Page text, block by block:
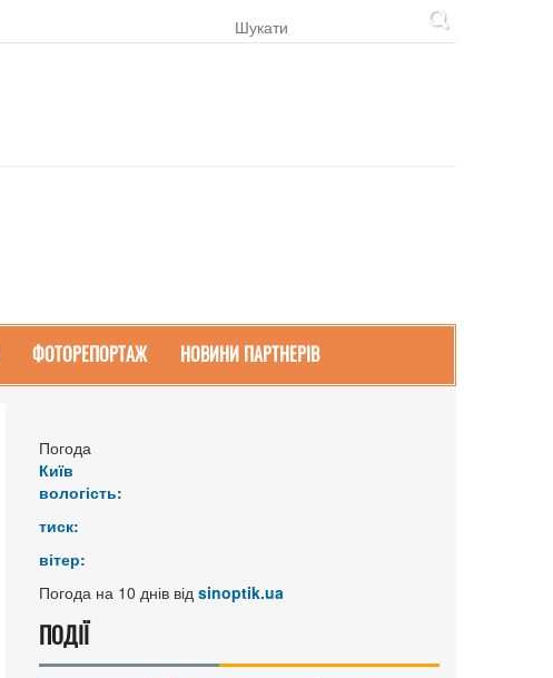
ФОТОРЕПОРТАЖ НОВИНИ ПАРТНЕРІВ
Погода
Київ
вологість:
тиск:
вітер:
Погода на 10 днів від sinoptik.ua
ПОДІЇ